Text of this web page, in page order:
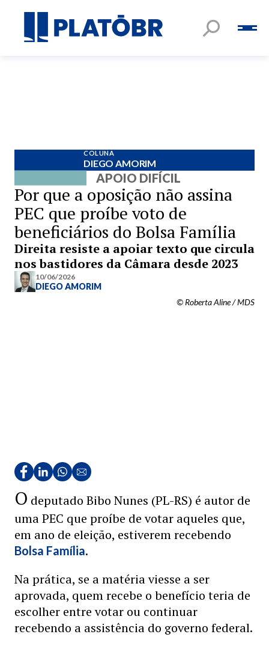
COLUNA
DIEGO AMORIM
APOIO DIFÍCIL
Por que a oposição não assina
PEC que proíbe voto de
beneficiários do Bolsa Família
Direita resiste a apoiar texto que circula
nos bastidores da Câmara desde 2023
10/06/2026
DIEGO AMORIM
© Roberta Aline / MDS
O deputado Bibo Nunes (PL-RS) é autor de
uma PEC que proíbe de votar aqueles que,
em ano de eleição, estiverem recebendo
Bolsa Família.
Na prática, se a matéria viesse a ser
aprovada, quem recebe o benefício teria de
escolher entre votar ou continuar
recebendo a assistência do governo federal.